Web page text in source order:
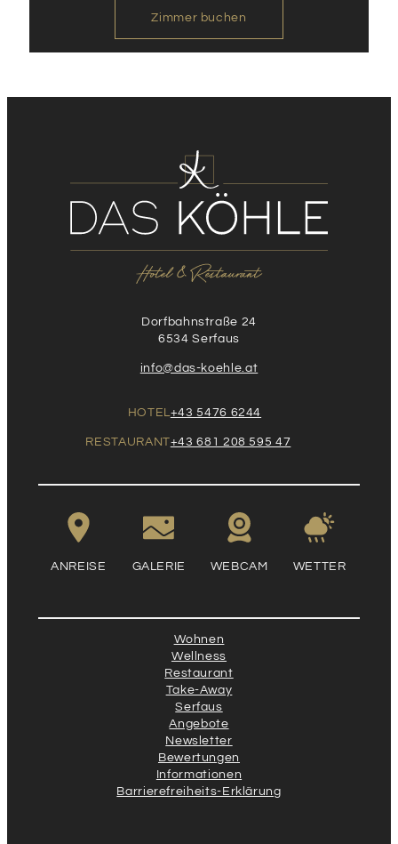
Zimmer buchen
ANREISE GALERIE WEBCAM WETTER
Dorfbahnstraße 24
6534 Serfaus
info@das-koehle.at
HOTEL+43 5476 6244
RESTAURANT+43 681 208 595 47
Wohnen
Wellness
Restaurant
Take-Away
Serfaus
Angebote
Newsletter
Bewertungen
Informationen
Barrierefreiheits-Erklärung